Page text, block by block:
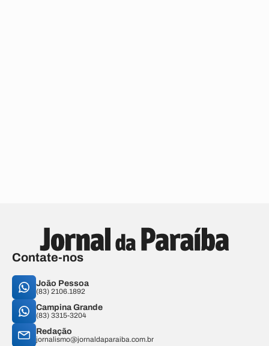
Contate-nos
João Pessoa
(83) 2106.1892
Campina Grande
(83) 3315-3204
Redação
jornalismo@jornaldaparaiba.com.br